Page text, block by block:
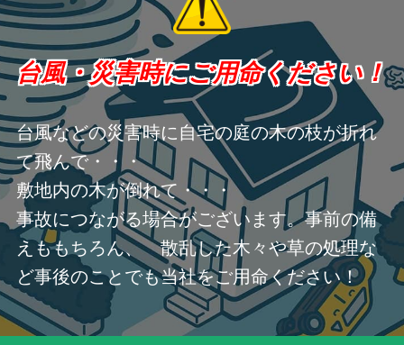
台風・災害時にご用命ください！
台風などの災害時に自宅の庭の木の枝が折れ
て飛んで・・・
敷地内の木が倒れて・・・
事故につながる場合がございます。事前の備
えももちろん、 散乱した木々や草の処理な
ど事後のことでも当社をご用命ください！